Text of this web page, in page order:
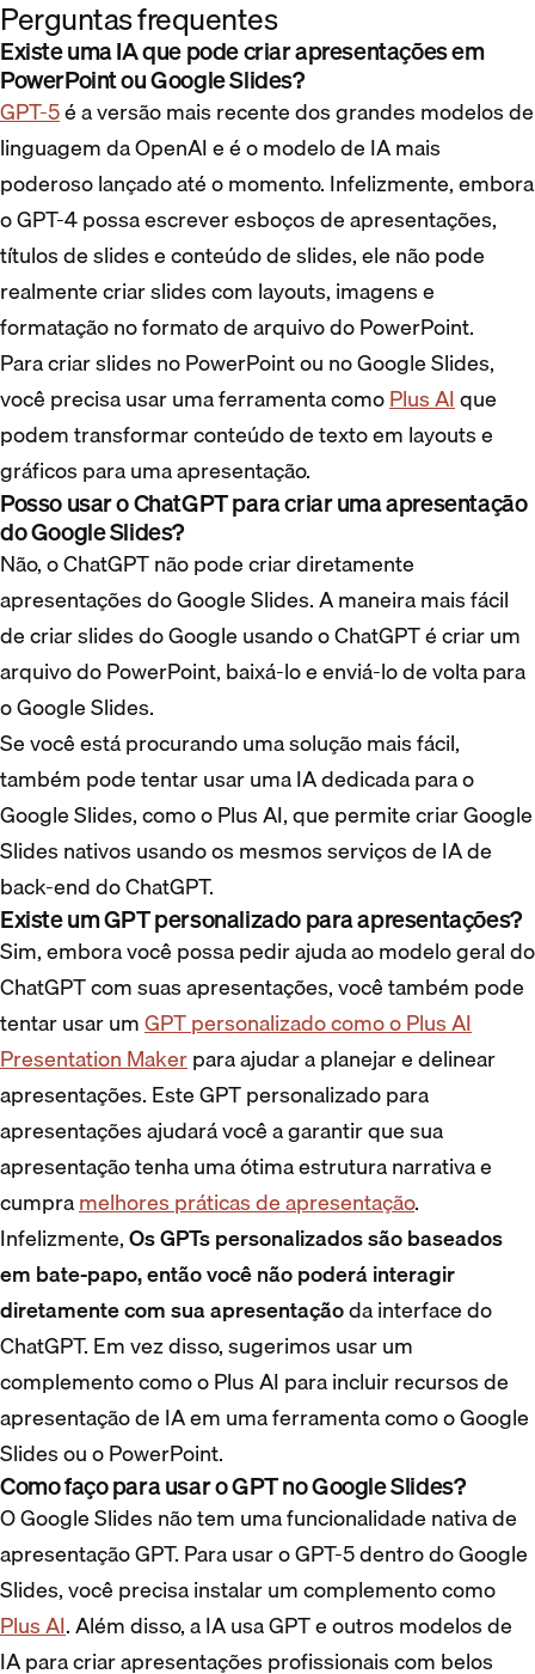
Perguntas frequentes
Existe uma IA que pode criar apresentações em
PowerPoint ou Google Slides?
GPT-5é a versão mais recente dos grandes modelos de
linguagem da OpenAI e é o modelo de IA mais
poderoso lançado até o momento. Infelizmente, embora
o GPT-4 possa escrever esboços de apresentações,
títulos de slides e conteúdo de slides, ele não pode
realmente criar slides com layouts, imagens e
formatação no formato de arquivo do PowerPoint.
Para criar slides no PowerPoint ou no Google Slides,
você precisa usar uma ferramenta comoPlus AIque
podem transformar conteúdo de texto em layouts e
gráficos para uma apresentação.
Posso usar o ChatGPT para criar uma apresentação
do Google Slides?
Não, o ChatGPT não pode criar diretamente
apresentações do Google Slides. A maneira mais fácil
de criar slides do Google usando o ChatGPT é criar um
arquivo do PowerPoint, baixá-lo e enviá-lo de volta para
o Google Slides.
Se você está procurando uma solução mais fácil,
também pode tentar usar uma IA dedicada para o
Google Slides, como o Plus AI, que permite criar Google
Slides nativos usando os mesmos serviços de IA de
back-end do ChatGPT.
Existe um GPT personalizado para apresentações?
Sim, embora você possa pedir ajuda ao modelo geral do
ChatGPT com suas apresentações, você também pode
tentar usar umGPT personalizado como o Plus AI
Presentation Makerpara ajudar a planejar e delinear
apresentações. Este GPT personalizado para
apresentações ajudará você a garantir que sua
apresentação tenha uma ótima estrutura narrativa e
cumpramelhores práticas de apresentação.
Infelizmente,Os GPTs personalizados são baseados
em bate-papo, então você não poderá interagir
diretamente com sua apresentaçãoda interface do
ChatGPT. Em vez disso, sugerimos usar um
complemento como o Plus AI para incluir recursos de
apresentação de IA em uma ferramenta como o Google
Slides ou o PowerPoint.
Como faço para usar o GPT no Google Slides?
O Google Slides não tem uma funcionalidade nativa de
apresentação GPT. Para usar o GPT-5 dentro do Google
Slides, você precisa instalar um complemento como
Plus AI. Além disso, a IA usa GPT e outros modelos de
IA para criar apresentações profissionais com belos